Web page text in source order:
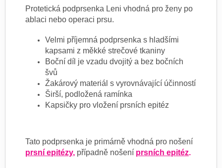
Protetická podprsenka Leni vhodná pro ženy po
ablaci nebo operaci prsu.
Velmi příjemná podprsenka s hladšími
kapsami z měkké strečové tkaniny
Boční díl je vzadu dvojitý a bez bočních
švů
Žakárový materiál s vyrovnávající účinností
Širší, podložená ramínka
Kapsičky pro vložení prsních epitéz
Tato podprsenka je primárně vhodná pro nošení
prsní epitézy, případně nošení prsních epitéz.